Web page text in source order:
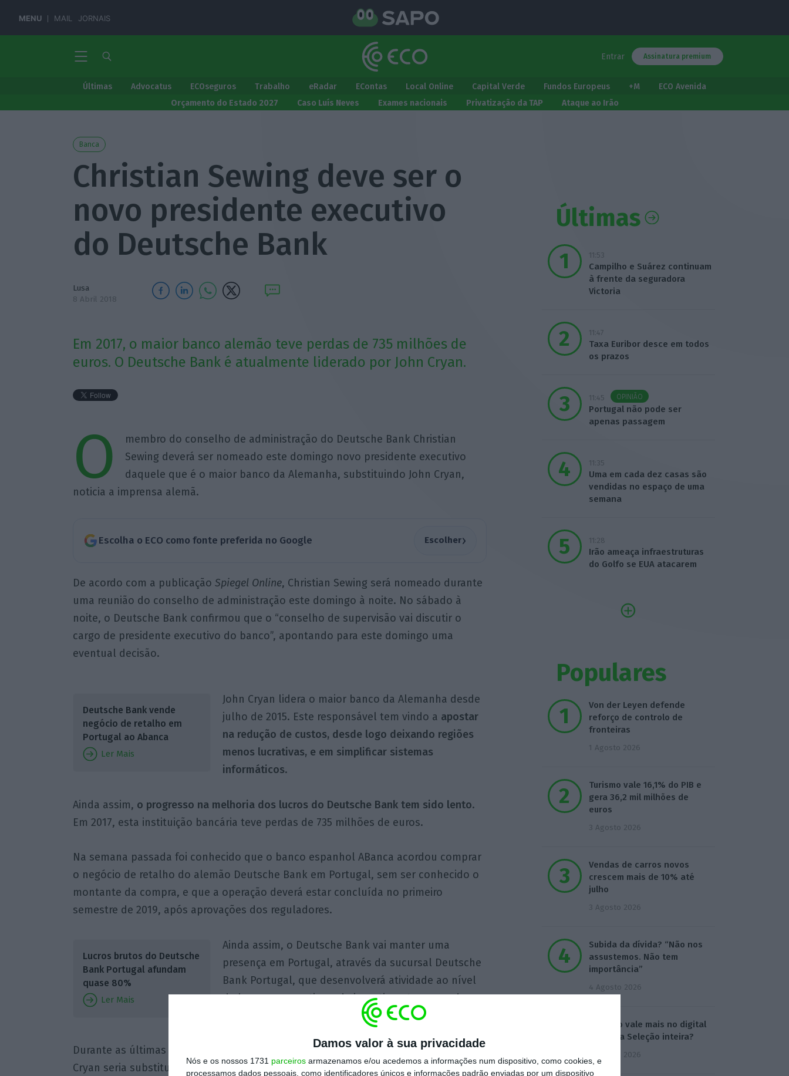
Damos valor à sua privacidade
Nós e os nossos 1731 parceiros armazenamos e/ou acedemos a informações num dispositivo, como cookies, e
processamos dados pessoais, como identificadores únicos e informações padrão enviadas por um dispositivo
MENU MAIL JORNAIS
Entrar Assinatura premium
Últimas Advocatus ECOseguros Trabalho eRadar EContas Local Online Capital Verde Fundos Europeus +M
ECO Avenida
Orçamento do Estado 2027
Caso Luís Neves Exames nacionais Privatização da TAP Ataque ao Irão
Banca
Christian Sewing deve ser o
novo presidente executivo
do Deutsche Bank
Lusa
8 Abril 2018
Em 2017, o maior banco alemão teve perdas de 735 milhões de
euros. O Deutsche Bank é atualmente liderado por John Cryan.
O
membro do conselho de administração do Deutsche Bank Christian
Sewing deverá ser nomeado este domingo novo presidente executivo
daquele que é o maior banco da Alemanha, substituindo John Cryan,
noticia a imprensa alemã.
Escolha o ECO como fonte preferida no Google Escolher›
De acordo com a publicação Spiegel Online, Christian Sewing será nomeado durante
uma reunião do conselho de administração este domingo à noite. No sábado à
noite, o Deutsche Bank confirmou que o “conselho de supervisão vai discutir o
cargo de presidente executivo do banco”, apontando para este domingo uma
eventual decisão.
Deutsche Bank vende
negócio de retalho em
Portugal ao Abanca
Ler Mais
John Cryan lidera o maior banco da Alemanha desde
julho de 2015. Este responsável tem vindo a apostar
na redução de custos, desde logo deixando regiões
menos lucrativas, e em simplificar sistemas
informáticos.
Ainda assim, o progresso na melhoria dos lucros do Deutsche Bank tem sido lento.
Em 2017, esta instituição bancária teve perdas de 735 milhões de euros.
Na semana passada foi conhecido que o banco espanhol ABanca acordou comprar
o negócio de retalho do alemão Deutsche Bank em Portugal, sem ser conhecido o
montante da compra, e que a operação deverá estar concluída no primeiro
semestre de 2019, após aprovações dos reguladores.
Lucros brutos do Deutsche
Bank Portugal afundam
quase 80%
Ler Mais
Ainda assim, o Deutsche Bank vai manter uma
presença em Portugal, através da sucursal Deutsche
Bank Portugal, que desenvolverá atividade ao nível
da banca corporativa e de investimento, segundo a
Durante as últimas semanas, começaram também a surgir rumores de que John
Cryan seria substituído. O agora apontado como seu sucessor,Christian Sewing, é
Últimas
11:53
Campilho e Suárez continuam
à frente da seguradora
Victoria
11:47
Taxa Euribor desce em todos
os prazos
11:45 OPINIÃO
Portugal não pode ser
apenas passagem
11:35
Uma em cada dez casas são
vendidas no espaço de uma
semana
11:28
Irão ameaça infraestruturas
do Golfo se EUA atacarem
Populares
Von der Leyen defende
reforço de controlo de
fronteiras
1 Agosto 2026
Turismo vale 16,1% do PIB e
gera 36,2 mil milhões de
euros
3 Agosto 2026
Vendas de carros novos
crescem mais de 10% até
julho
3 Agosto 2026
Subida da dívida? “Não nos
assustemos. Não tem
importância”
4 Agosto 2026
Ronaldo vale mais no digital
do que a Seleção inteira?
5 Agosto 2026